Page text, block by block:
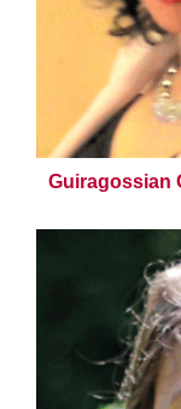
Guiragossian